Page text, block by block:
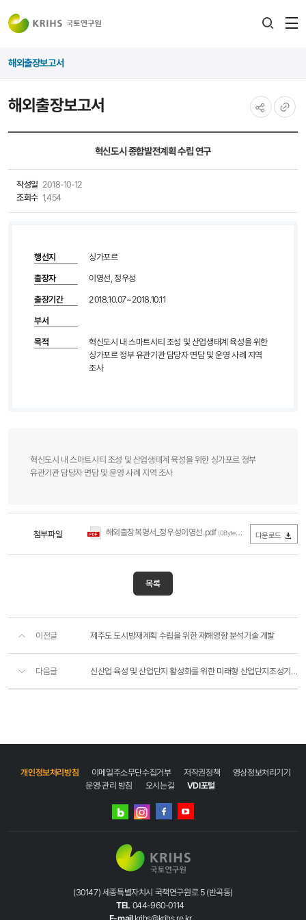
해외출장보고서
해외출장보고서
혁신도시 종합발전계획 수립 연구
작성일 2018-10-12
조회수 1,454
행선지 싱가포르
출장자 이영선, 정우성
출장기간 2018.10.07~2018.10.11
부서
목적
혁신도시 내 스마트시티 조성 및 산업생태계 육성을 위한
싱가포르 정부 유관기관 담당자 면담 및 운영 사례 지역
조사
혁신도시 내 스마트시티 조성 및 산업생태계 육성을 위한 싱가포르 정부
유관기관 담당자 면담 및 운영 사례 지역 조사
첨부파일 해외출장복명서_정우성이영선.pdf (0Byte / 다운로드 2,638회) 다운로드
목록
이전글 제주도 도시방재계획 수립을 위한 재해영향 분석기술 개발
다음글 신산업 육성 및 산업단지 활성화를 위한 미래형 산업단지조성기술 개발 " 산업단지 국가 중장기 전략 ..
개인정보처리방침 이메일주소무단수집거부 저작권정책
영상정보처리기기
운영·관리 방침
오시는길 VDI포털
네이버
인스타그램
(30147) 세종특별자치시 국책연구원로 5 (반곡동)
TEL 044-960-0114